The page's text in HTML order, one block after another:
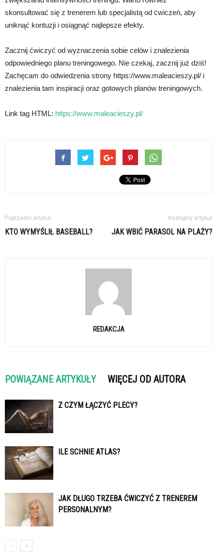
skonsultować się z trenerem lub specjalistą od ćwiczeń, aby
uniknąć kontuzji i osiągnąć najlepsze efekty.
Zacznij ćwiczyć od wyznaczenia sobie celów i znalezienia
odpowiedniego planu treningowego. Nie czekaj, zacznij już dziś!
Zachęcam do odwiedzenia strony https://www.maleacieszy.pl/ i
znalezienia tam inspiracji oraz gotowych planów treningowych.
Link tag HTML: https://www.maleacieszy.pl/
Poprzedni artykuł
KTO WYMYŚLIŁ BASEBALL?
Następny artykuł
JAK WBIĆ PARASOL NA PLAŻY?
REDAKCJA
POWIĄZANE ARTYKUŁY WIĘCEJ OD AUTORA
Z CZYM ŁĄCZYĆ PLECY?
ILE SCHNIE ATLAS?
JAK DŁUGO TRZEBA ĆWICZYĆ Z TRENEREM
PERSONALNYM?